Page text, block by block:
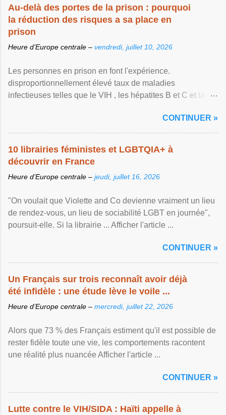
Au-delà des portes de la prison : pourquoi
la réduction des risques a sa place en
prison
Heure d’Europe centrale – vendredi, juillet 10, 2026
Les personnes en prison en font l'expérience.
disproportionnellement élevé taux de maladies
infectieuses telles que le VIH , les hépatites B et C et la ...
CONTINUER »
10 librairies féministes et LGBTQIA+ à
découvrir en France
Heure d’Europe centrale – jeudi, juillet 16, 2026
"On voulait que Violette and Co devienne vraiment un lieu
de rendez-vous, un lieu de sociabilité LGBT en journée",
poursuit-elle. Si la librairie ... Afficher l'article ...
CONTINUER »
Un Français sur trois reconnaît avoir déjà
été infidèle : une étude lève le voile ...
Heure d’Europe centrale – mercredi, juillet 22, 2026
Alors que 73 % des Français estiment qu'il est possible de
rester fidèle toute une vie, les comportements racontent
une réalité plus nuancée Afficher l'article ...
CONTINUER »
Lutte contre le VIH/SIDA : Haïti appelle à